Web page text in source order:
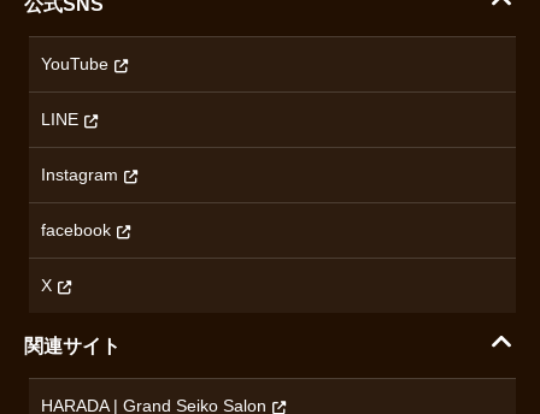
配送・送料について
ハラダの保証とアフターサービス
カシオ
オリエントスター
ロンジン
チューダー
ブランド一覧を見る
沿革
特定商取引法に基づく表記
プライバシーポリシー
無断転載・商用利用について
コンテンツ制作ポリシーおよび生成AIの利用指針
YouTube
LINE
Instagram
facebook
X
関連サイト
HARADA | Grand Seiko Salon